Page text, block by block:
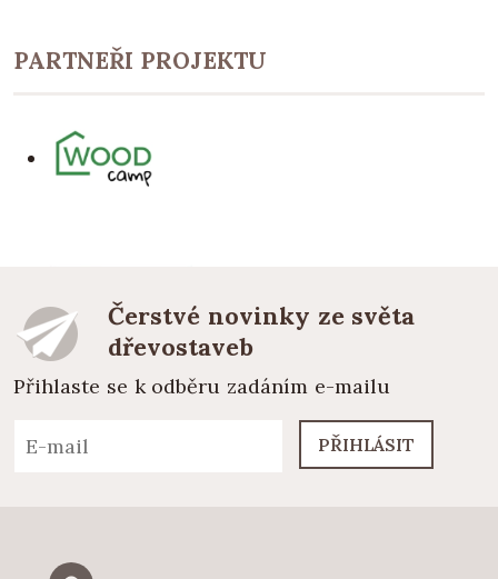
PARTNEŘI PROJEKTU
Čerstvé novinky ze světa
dřevostaveb
Přihlaste se k odběru zadáním e-mailu
PŘIHLÁSIT